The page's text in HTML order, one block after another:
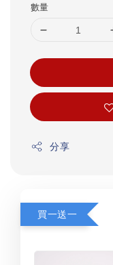
數量
分享
買一送一